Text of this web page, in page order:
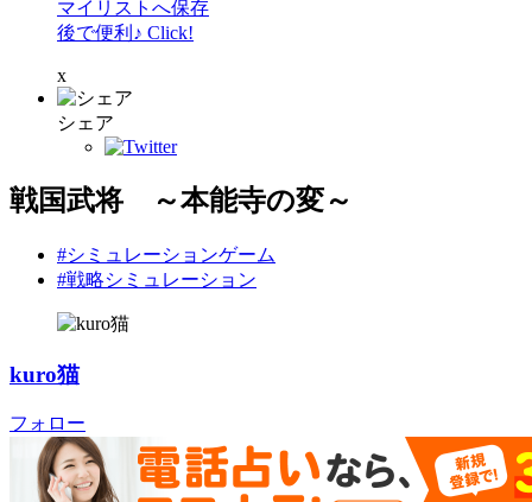
マイリストへ保存
後で便利♪ Click!
x
シェア
戦国武将 ～本能寺の変～
#シミュレーションゲーム
#戦略シミュレーション
kuro猫
フォロー